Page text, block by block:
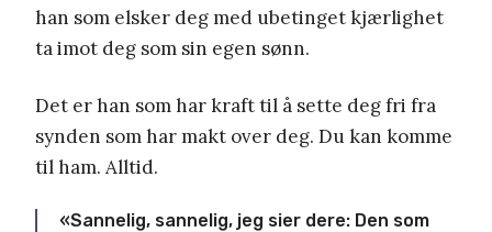
han som elsker deg med ubetinget kjærlighet
ta imot deg som sin egen sønn.
Det er han som har kraft til å sette deg fri fra
synden som har makt over deg. Du kan komme
til ham. Alltid.
«Sannelig, sannelig, jeg sier dere: Den som